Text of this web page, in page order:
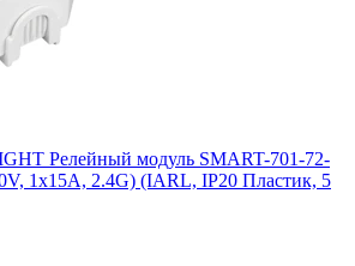
Релейный модуль SMART-701-72-
1x15A, 2.4G) (IARL, IP20 Пластик, 5